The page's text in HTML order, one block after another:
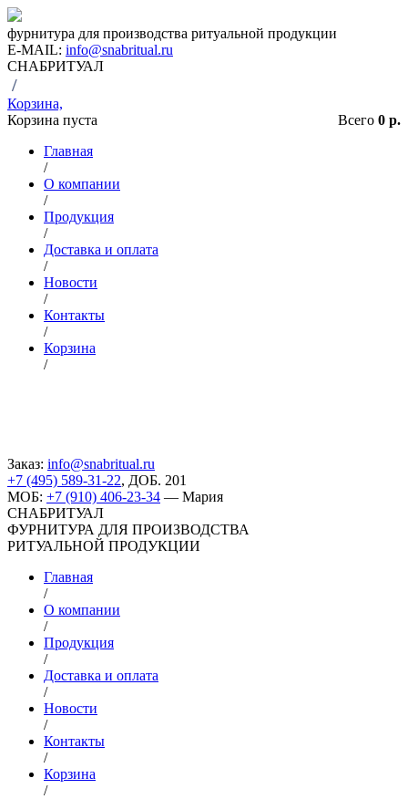
фурнитура для производства ритуальной продукции
E-MAIL: info@snabritual.ru
СНАБРИТУАЛ
/
Корзина,
Всего 0 р.
Корзина пуста
Главная
/
О компании
/
Продукция
/
Доставка и оплата
/
Новости
/
Контакты
/
Корзина
/
Заказ: info@snabritual.ru
+7 (495) 589-31-22, ДОБ. 201
МОБ: +7 (910) 406-23-34 — Мария
СНАБРИТУАЛ
ФУРНИТУРА ДЛЯ ПРОИЗВОДСТВА
РИТУАЛЬНОЙ ПРОДУКЦИИ
Главная
/
О компании
/
Продукция
/
Доставка и оплата
/
Новости
/
Контакты
/
Корзина
/